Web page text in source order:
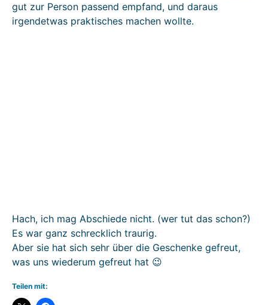
gut zur Person passend empfand, und daraus
irgendetwas praktisches machen wollte.
Hach, ich mag Abschiede nicht. (wer tut das schon?)
Es war ganz schrecklich traurig.
Aber sie hat sich sehr über die Geschenke gefreut,
was uns wiederum gefreut hat 😉
Teilen mit: